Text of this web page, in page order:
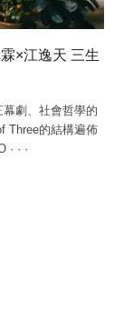
×江逸天 三生
劇、社會哲學的
Three的結構遍佈
· · ·